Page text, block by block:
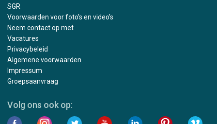
SGR
Voorwaarden voor foto's en video's
Neem contact op met
Vacatures
Privacybeleid
Algemene voorwaarden
Impressum
Groepsaanvraag
Volg ons ook op: